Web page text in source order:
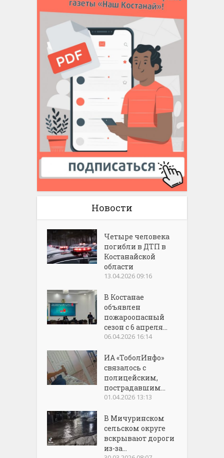
Новости
Четыре человека
погибли в ДТП в
Костанайской
области
13.04.2026 09:16
В Костанае
объявлен
пожароопасный
сезон с 6 апреля...
06.04.2026 16:14
ИА «ТоболИнфо»
связалось с
полицейским,
пострадавшим...
01.04.2026 13:13
В Мичуринском
сельском округе
вскрывают дороги
из-за...